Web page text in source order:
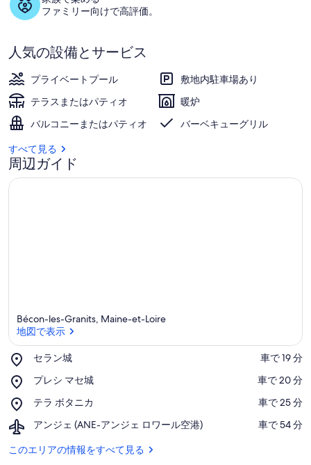
ファミリー向けで高評価。
人気の設備とサービス
プライベートプール
敷地内駐車場あり
テラスまたはパティオ
暖炉
バルコニーまたはパティオ
バーベキューグリル
すべて見る
周辺ガイド
Bécon-les-Granits, Maine-et-Loire
地図で表示
セラン城
Place,
ラ
城
‪車で 19 分‬
プレシ マセ城
Place,
レ
マ
城
‪車で 20 分‬
テラ ボタニカ
Place,
ラ
タ
‪車で 25 分‬
アンジェ (ANE-アンジェ ロワール空港)
Airport,
ン
‪車で 54 分‬
このエリアの情報をすべて見る